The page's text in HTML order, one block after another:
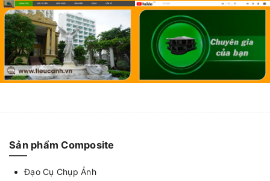
Sản phẩm Composite
Đạo Cụ Chụp Ảnh